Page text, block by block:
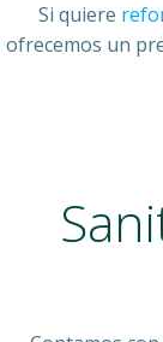
Si quiere
ofrecemos un